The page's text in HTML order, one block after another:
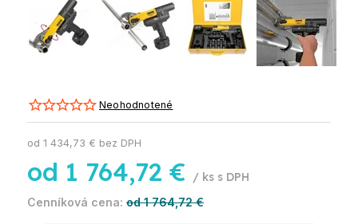
Neohodnotené
od 1 764,72 €
od 1 764,72 € / ks
od 1 434,73 € bez DPH